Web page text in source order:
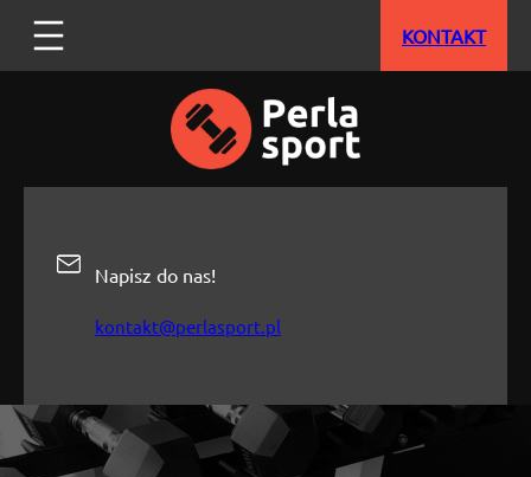
treści
KONTAKT
Napisz do nas!
kontakt@perlasport.pl